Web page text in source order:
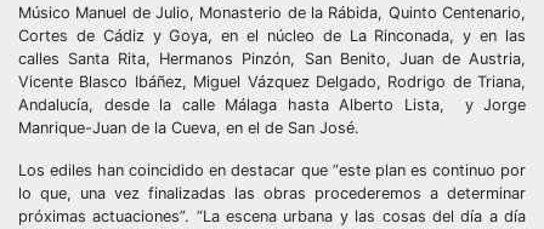
Músico Manuel de Julio, Monasterio de la Rábida, Quinto Centenario,
Cortes de Cádiz y Goya, en el núcleo de La Rinconada, y en las
calles Santa Rita, Hermanos Pinzón, San Benito, Juan de Austria,
Vicente Blasco Ibáñez, Miguel Vázquez Delgado, Rodrigo de Triana,
Andalucía, desde la calle Málaga hasta Alberto Lista, y Jorge
Manrique-Juan de la Cueva, en el de San José.
Los ediles han coincidido en destacar que “este plan es continuo por
lo que, una vez finalizadas las obras procederemos a determinar
próximas actuaciones”. “La escena urbana y las cosas del día a día